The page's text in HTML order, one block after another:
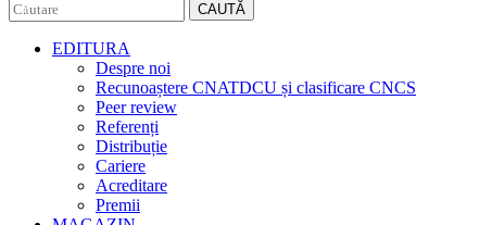
CAUTĂ
EDITURA
Despre noi
Recunoaștere CNATDCU și clasificare CNCS
Peer review
Referenți
Distribuție
Cariere
Acreditare
Premii